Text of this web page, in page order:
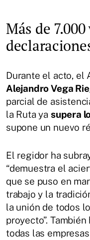
Más de
Durante el acto, el
Alejandro Vega
parcial de
la Ruta ya supera
supone un nuevo
El regidor ha
“demuestra el
que se puso en
trabajo y la
la unión de todos
proyecto”.
todas las